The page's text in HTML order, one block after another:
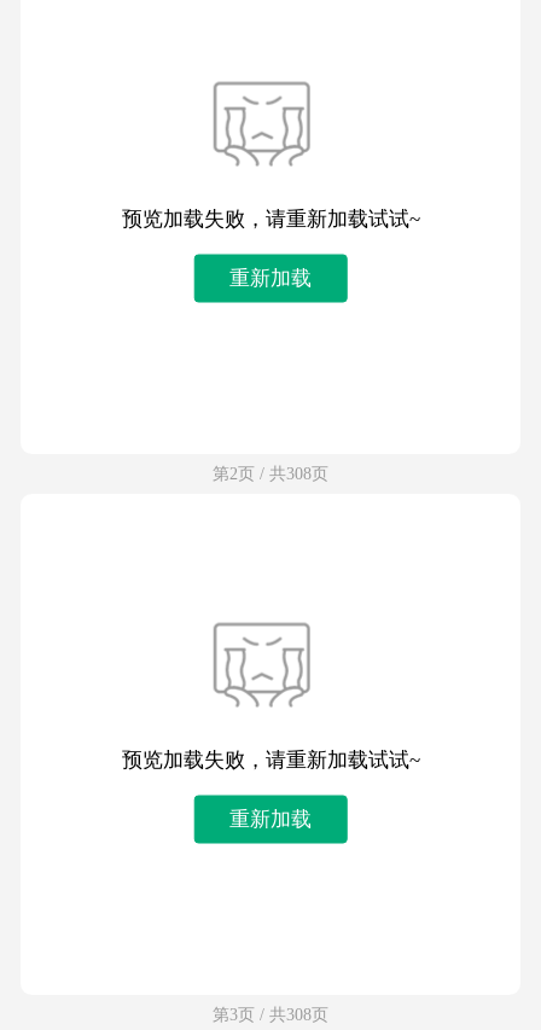
预览加载失败，请重新加载试试~
重新加载
第2页 / 共308页
预览加载失败，请重新加载试试~
重新加载
第3页 / 共308页